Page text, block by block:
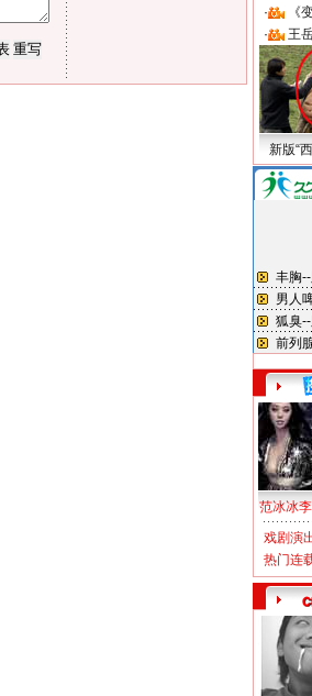
·
《
·
王
新版“
范冰冰
戏剧演
热门连